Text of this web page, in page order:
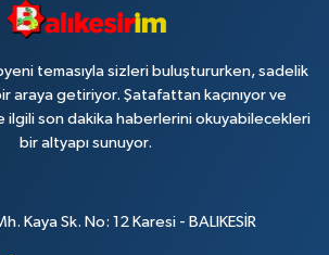
temasıyla sizleri buluştururken, sadelik
araya getiriyor. Şatafattan kaçınıyor ve
ilgili son dakika haberlerini okuyabilecekleri
bir altyapı sunuyor.
Kaya Sk. No: 12 Karesi - BALIKESİR